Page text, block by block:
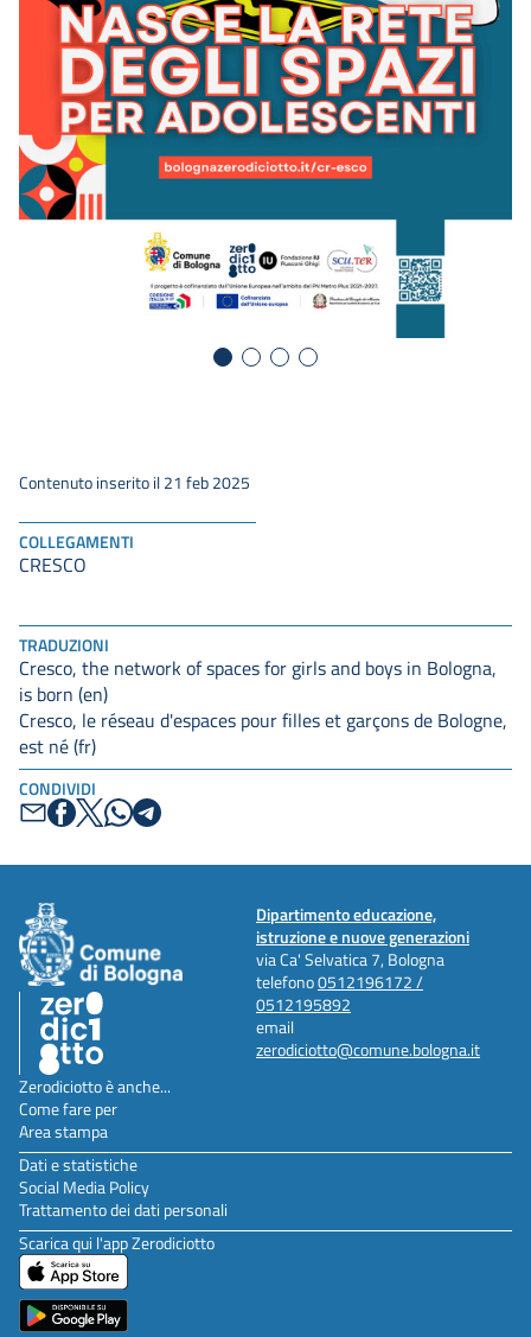
TRADUZIONI
Cresco, the network of spaces for girls and boys in Bologna,
is born (en)
Cresco, le réseau d'espaces pour filles et garçons de Bologne,
est né (fr)
CONDIVIDI
COLLEGAMENTI
CRESCO
Contenuto inserito il 21 feb 2025
Dipartimento educazione,
istruzione e nuove generazioni
via Ca' Selvatica 7, Bologna
telefono0512196172 /
0512195892
email
zerodiciotto@comune.bologna.it
Zerodiciotto è anche...
Come fare per
Area stampa
Dati e statistiche
Social Media Policy
Trattamento dei dati personali
Scarica qui l'app Zerodiciotto